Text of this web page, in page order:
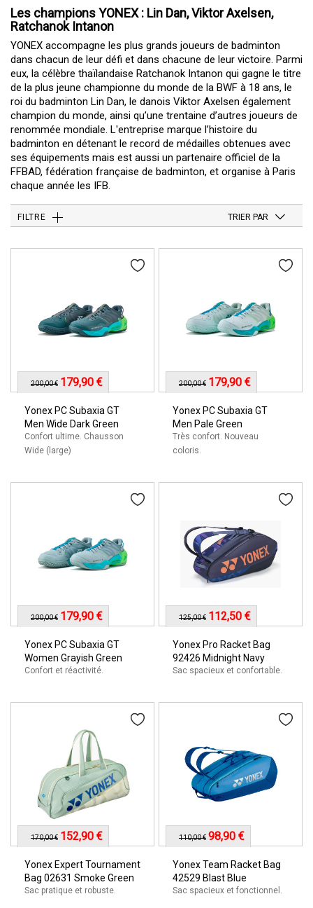
Les champions YONEX : Lin Dan, Viktor Axelsen,
Ratchanok Intanon
YONEX accompagne les plus grands joueurs de badminton
dans chacun de leur défi et dans chacune de leur victoire. Parmi
eux, la célèbre thaïlandaise Ratchanok Intanon qui gagne le titre
de la plus jeune championne du monde de la BWF à 18 ans, le
roi du badminton Lin Dan, le danois Viktor Axelsen également
champion du monde, ainsi qu’une trentaine d’autres joueurs de
renommée mondiale. L'entreprise marque l’histoire du
badminton en détenant le record de médailles obtenues avec
ses équipements mais est aussi un partenaire officiel de la
FFBAD, fédération française de badminton, et organise à Paris
chaque année les IFB.
FILTRE TRIER PAR
Yonex PC Subaxia GT
Men Wide Dark Green
Confort ultime. Chausson
Wide (large)
200,00 € 179,90 €
Yonex PC Subaxia GT
Men Pale Green
Très confort. Nouveau
coloris.
200,00 € 179,90 €
Yonex PC Subaxia GT
Women Grayish Green
Confort et réactivité.
200,00 € 179,90 €
Yonex Pro Racket Bag
92426 Midnight Navy
Sac spacieux et confortable.
125,00 € 112,50 €
Yonex Expert Tournament
Bag 02631 Smoke Green
Sac pratique et robuste.
170,00 € 152,90 €
Yonex Team Racket Bag
42529 Blast Blue
Sac spacieux et fonctionnel.
110,00 € 98,90 €